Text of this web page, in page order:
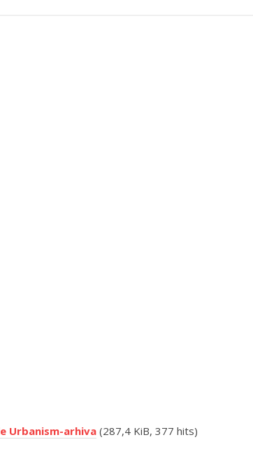
Urbanism-arhiva (287,4 KiB, 377 hits)